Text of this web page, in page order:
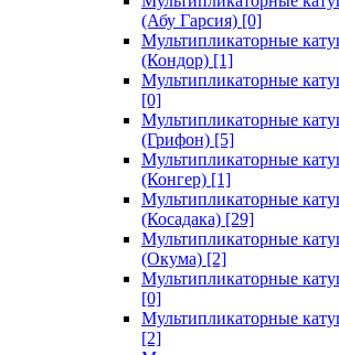
(Абу Гарсия) [0]
Мультипликаторные
(Кондор) [1]
Мультипликаторные
[0]
Мультипликаторные
(Грифон) [5]
Мультипликаторные
(Конгер) [1]
Мультипликаторные
(Косадака) [29]
Мультипликаторные
(Окума) [2]
Мультипликаторные
[0]
Мультипликаторные
[2]